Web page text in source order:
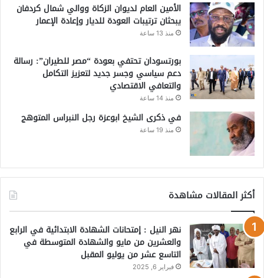
الأمين العام لديوان الزكاة ووالي شمال كردفان
يبحثان ترتيبات العودة للديار وإعادة الإعمار
منذ 13 ساعة
بورتسودان تحتفي بعودة “مصر للطيران”: رسالة
دعم سياسي وجسر جديد لتعزيز التكامل
والتعافي الاقتصادي
منذ 14 ساعة
في ذكرى الشيخ ابوعزة رجل النبراس المتوهج
منذ 19 ساعة
أكثر المقالات مشاهدة
نهر النيل : إمتحانات الشهادة الابتدائية في الرابع
والعشرين من مايو والشهادة المتوسطة في
التاسع عشر من يوليو المقبل
فبراير 6, 2025